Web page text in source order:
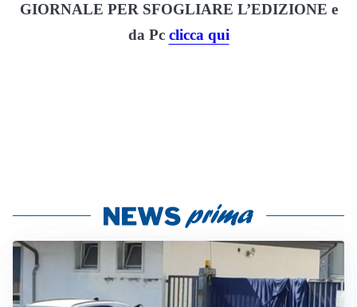
GIORNALE PER SFOGLIARE L’EDIZIONE e
da Pc clicca qui